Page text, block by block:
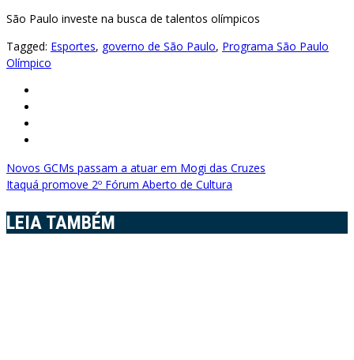
São Paulo investe na busca de talentos olímpicos
Tagged: Esportes, governo de São Paulo, Programa São Paulo
Olímpico
Navegação
de
Post
Novos GCMs passam a atuar em Mogi das Cruzes
Itaquá promove 2º Fórum Aberto de Cultura
LEIA TAMBÉM